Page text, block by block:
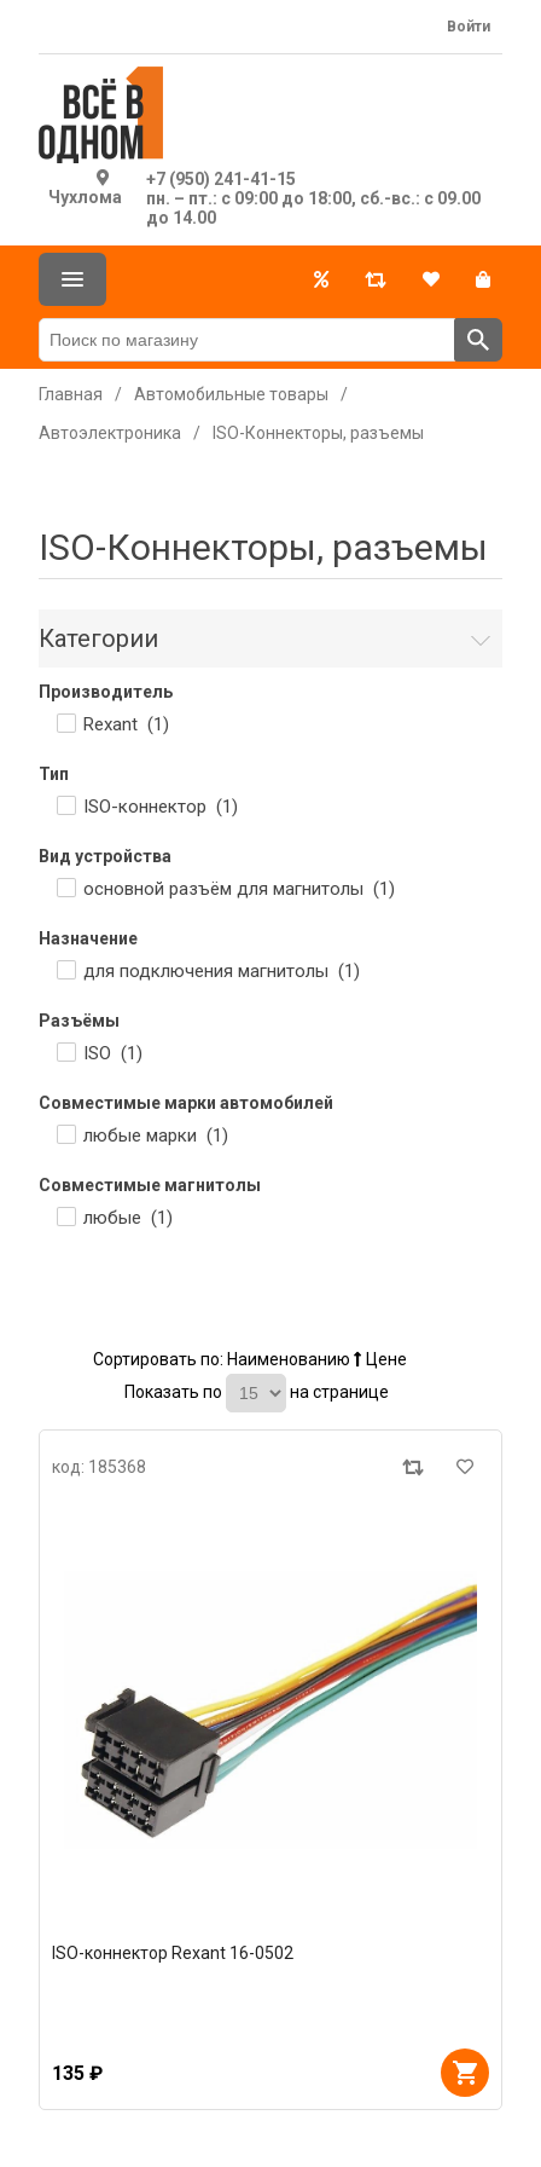
Чухлома
+7 (950) 241-41-15
пн. – пт.: с 09:00 до 18:00, сб.-вс.: с 09.00
до 14.00
Войти
Главная / Автомобильные товары
/
Автоэлектроника
/ ISO-Коннекторы, разъемы
ISO-Коннекторы, разъемы
Категории
Производитель
Rexant (1)
Тип
ISO-коннектор (1)
Вид устройства
основной разъём для магнитолы (1)
Назначение
для подключения магнитолы (1)
Разъёмы
ISO (1)
Совместимые марки автомобилей
любые марки (1)
Совместимые магнитолы
любые (1)
Сортировать по: Наименованию
Цене
Показать по
на странице
код: 185368
ISO-коннектор Rexant 16-0502
135 ₽